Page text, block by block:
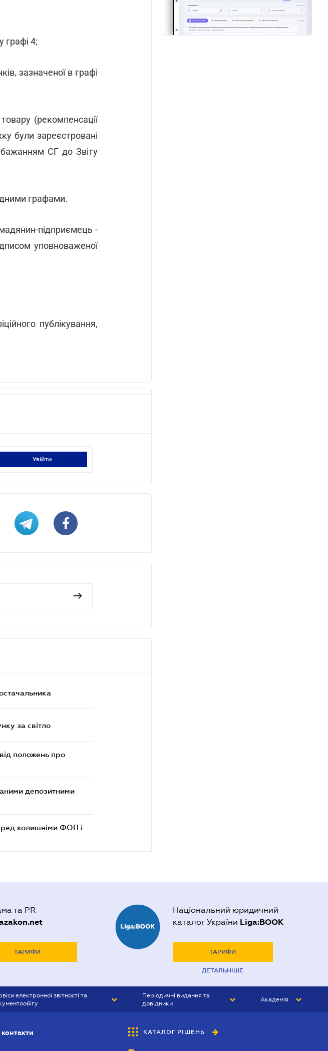
графі 4;
зазначеної в графі
(рекомпенсації
були зареєстровані
СГ до Звіту
графами.
підприємець -
уповноваженої
публікування,
увійти
за світло
положень про
депозитними
колишніми ФОП і
та PR
ТАРИФИ
Національний юридичний
каталог України Liga:BOOK
ТАРИФИ
ДЕТАЛЬНІШЕ
електронної звітності та
Періодичні видання та
довідники
БУХГАЛТЕР&ЗАКОН
Академія
КАТАЛОГ РІШЕНЬ